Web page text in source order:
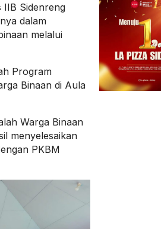
IIB Sidenreng
dalam
melalui
Program
Binaan di Aula
Warga Binaan
menyelesaikan
PKBM